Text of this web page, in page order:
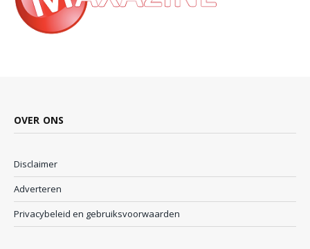
OVER ONS
Disclaimer
Adverteren
Privacybeleid en gebruiksvoorwaarden